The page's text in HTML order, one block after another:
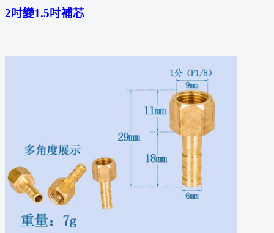
2吋變1.5吋補芯